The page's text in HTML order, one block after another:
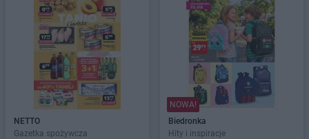
NETTO
Gazetka spożywcza
NOWA!
Biedronka
Hity i inspiracje